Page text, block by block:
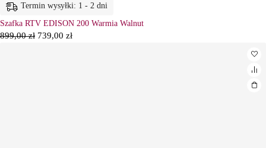
18% Termin wysyłki: 1 - 2 dni
Szafka RTV EDISON 200 Warmia Walnut
899,00zł 739,00 zł